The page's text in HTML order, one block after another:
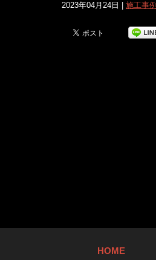
2023年04月24日 | 施工事例
HOME